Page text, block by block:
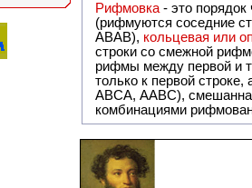
Рифмовка - это
(рифмуются соседние
ABAB), кольцевая или
строки со смежной
рифмы между первой и
только к первой
ABCA, AABC), смешанная или вольная рифмовка (рифмовка в сложных строфах с различными
комбинациями